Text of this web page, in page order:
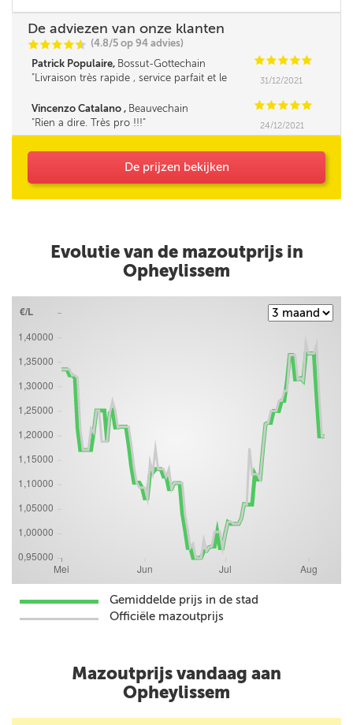
De adviezen van onze klanten
CCCCi
@ (4.8/5 op 94 advies)
Patrick Populaire, Bossut-Gottechain CCCCC
Livraison très rapide , service parfait et le
c'est le prix bas d'une bonne central d'achat , à
recommander . Merci ***
31/12/2021
Vincenzo Catalano , Beauvechain CCCCC
Rien a dire. Très pro !!!
24/12/2021
De prijzen bekijken
Evolutie van de mazoutprijs in
Opheylissem
Gemiddelde prijs in de stad
Officiële mazoutprijs
Mazoutprijs vandaag aan
Opheylissem